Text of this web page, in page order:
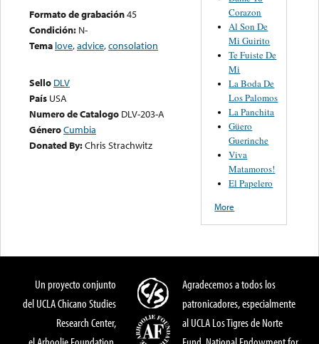
Formato de grabación45
Condición: N-
Tema love,advice,consolation
Sello DLV
País USA
Numero de Catalogo DLV-203-A
GéneroCumbia
Donated By:Chris Strachwitz
Corazon
Al Son De
Mi Guirito
Te Fuiste De
Mi
La Boda De
Los Palomos
La Panchita
Güero
Guerinche
Viva
Matamoros!
El Papelero
More
Un proyecto conjunto
del UCLA Chicano Studies
Research Center,
Agradecemos a todos los
patronicadores, especialmente
al UCLA Los Tigres de Norte